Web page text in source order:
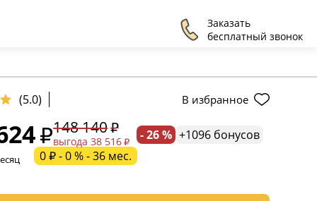
Заказать
бесплатный звонок
(5.0) В избранное
148 140
выгода 38 516 - 26 % +1096 бонусов
0 ₽ - 0 % - 36 мес.
поле